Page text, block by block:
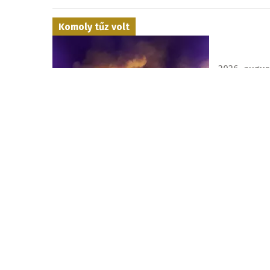
Komoly tűz volt
2026.